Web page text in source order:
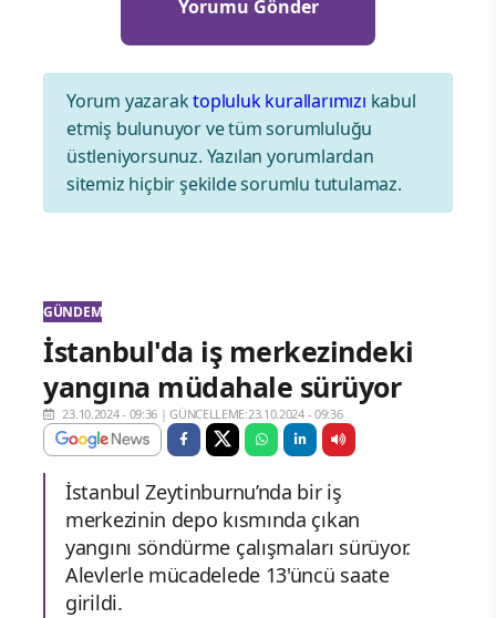
Yorum yazaraktopluluk kurallarımızı kabul
etmiş bulunuyor ve tüm sorumluluğu
üstleniyorsunuz. Yazılan yorumlardan
sitemiz hiçbir şekilde sorumlu tutulamaz.
GÜNDEM
İstanbul'da iş merkezindeki
yangına müdahale sürüyor
23.10.2024 - 09:36 |GÜNCELLEME:23.10.2024 - 09:36
İstanbul Zeytinburnu’nda bir iş
merkezinin depo kısmında çıkan
yangını söndürme çalışmaları sürüyor.
Alevlerle mücadelede 13'üncü saate
girildi.